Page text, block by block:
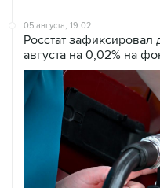
августа на 0,02% на